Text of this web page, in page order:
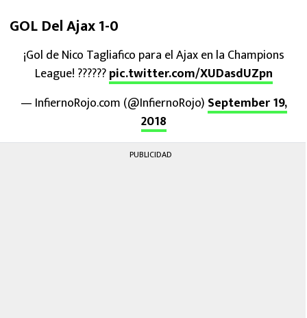
GOL Del Ajax 1-0
¡Gol de Nico Tagliafico para el Ajax en la Champions
League! ??????pic.twitter.com/XUDasdUZpn
— InfiernoRojo.com (@InfiernoRojo) September 19,
2018
PUBLICIDAD